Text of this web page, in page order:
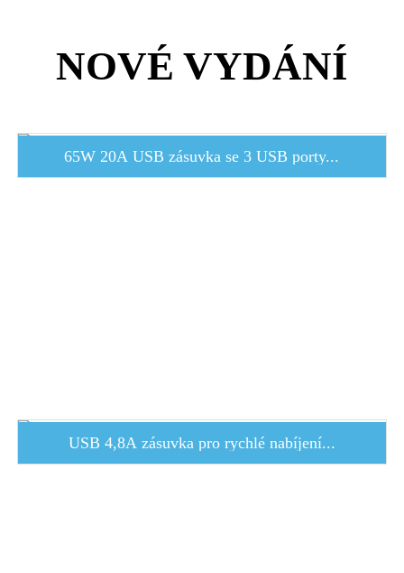
NOVÉ VYDÁNÍ
65W 20A USB zásuvka se 3 USB porty...
USB 4,8A zásuvka pro rychlé nabíjení...